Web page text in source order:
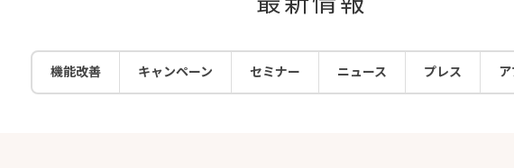
複数店舗との連携
機能改善 キャンペーン セミナー ニュース プレス